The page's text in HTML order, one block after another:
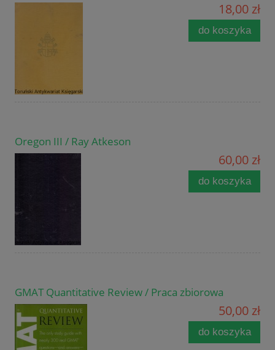
18,00 zł
do koszyka
Oregon III / Ray Atkeson
60,00 zł
do koszyka
GMAT Quantitative Review / Praca zbiorowa
50,00 zł
do koszyka